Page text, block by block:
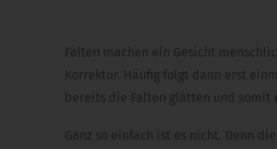
Falten machen ein Gesicht
Korrektur. Häufig folgt dann erst
bereits die Falten glätten und somit
Ganz so einfach ist es nicht. Denn